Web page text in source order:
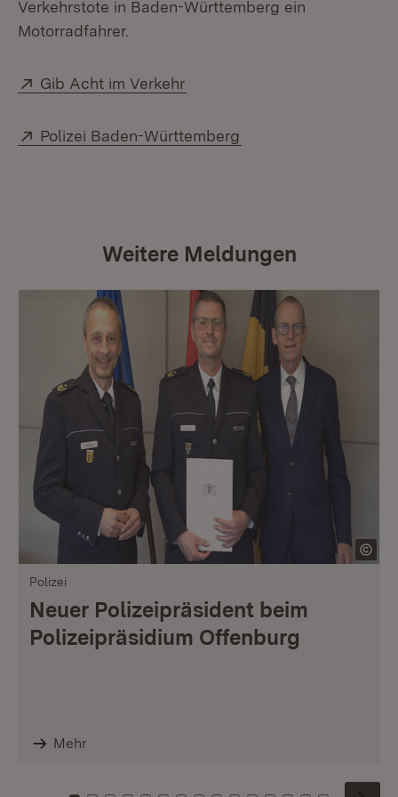
Verkehrstote in Baden-Württemberg ein
Motorradfahrer.
Extern:
Gib Acht im Verkehr
Extern:
Polizei Baden-Württemberg
Weitere Meldungen
Polizei
Neuer Polizeipräsident beim
Polizeipräsidium Offenburg
Mehr